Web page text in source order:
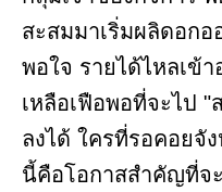
สะสมมาเริ่มผลิดอกอ
พอใจ รายได้ไหลเข้
เหลือเฟือพอที่จะไป "
ลงได้ ใครที่รอคอยจั
นี้คือโอกาสสำคัญที่จ